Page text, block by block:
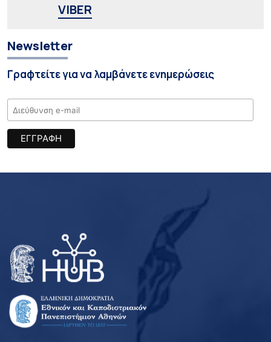
VIBER
Newsletter
Γραφτείτε για να λαμβάνετε ενημερώσεις